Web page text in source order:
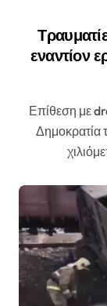
εναντίον
Επίθεση με drones είχε στόχο σήμερα εργοστάσια στη
Δημοκρατία